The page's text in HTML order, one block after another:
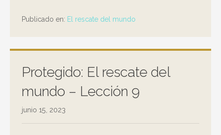
Publicado en: El rescate del mundo
Protegido: El rescate del
mundo – Lección 9
junio 15, 2023